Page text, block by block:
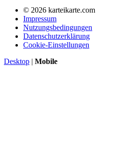
© 2026 karteikarte.com
Impressum
Nutzungsbedingungen
Datenschutzerklärung
Cookie-Einstellungen
Desktop | Mobile